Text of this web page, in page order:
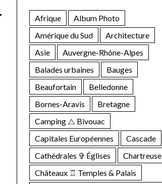
Afrique
Album Photo
Amérique du Sud
Architecture
Asie
Auvergne-Rhône-Alpes
Balades urbaines
Bauges
Beaufortain
Belledonne
Bornes-Aravis
Bretagne
Camping ⧍ Bivouac
Capitales Européennes
Cascade
Cathédrales ✞ Églises
Chartreuse
Châteaux ♖ Temples & Palais